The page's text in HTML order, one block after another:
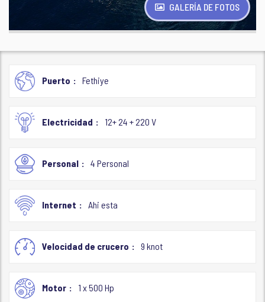
GALERÍA DE FOTOS
Puerto Fethiye
Electricidad 12+ 24 + 220 V
Personal 4 Personal
Internet Ahi esta
Velocidad de crucero 9 knot
Motor 1 x 500 Hp